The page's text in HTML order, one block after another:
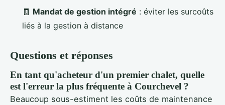
🧾 Mandat de gestion intégré : éviter les surcoûts
liés à la gestion à distance
Questions et réponses
En tant qu'acheteur d'un premier chalet, quelle
est l'erreur la plus fréquente à Courchevel ?
Beaucoup sous-estiment les coûts de maintenance